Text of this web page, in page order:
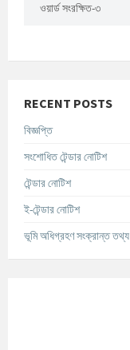
ওয়ার্ড সংরক্ষিত-৩
RECENT POSTS
বিজ্ঞপ্তি
সংশোধিত টেন্ডার নোটিশ
টেন্ডার নোটিশ
ই-টেন্ডার নোটিশ
ভূমি অধিগ্রহণ সংক্রান্ত তথ্য